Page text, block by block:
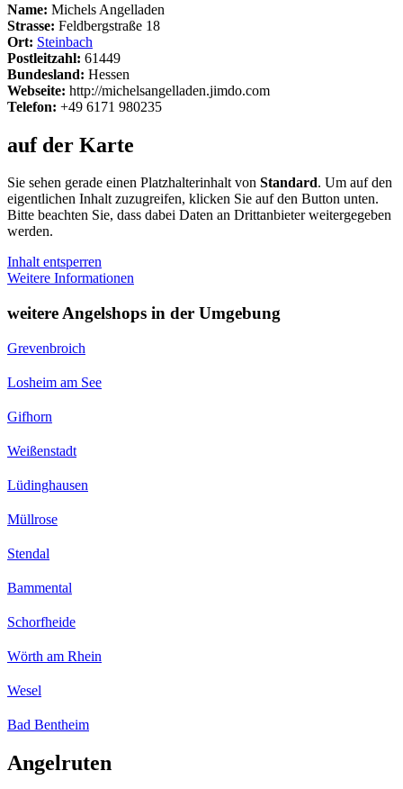
Name: Michels Angelladen
Strasse: Feldbergstraße 18
Ort: Steinbach
Postleitzahl: 61449
Bundesland: Hessen
Webseite: http://michelsangelladen.jimdo.com
Telefon: +49 6171 980235
auf der Karte
Sie sehen gerade einen Platzhalterinhalt von Standard. Um auf den
eigentlichen Inhalt zuzugreifen, klicken Sie auf den Button unten.
Bitte beachten Sie, dass dabei Daten an Drittanbieter weitergegeben
werden.
Inhalt entsperren
Weitere Informationen
weitere Angelshops in der Umgebung
Grevenbroich
Losheim am See
Gifhorn
Weißenstadt
Lüdinghausen
Müllrose
Stendal
Bammental
Schorfheide
Wörth am Rhein
Wesel
Bad Bentheim
Angelruten